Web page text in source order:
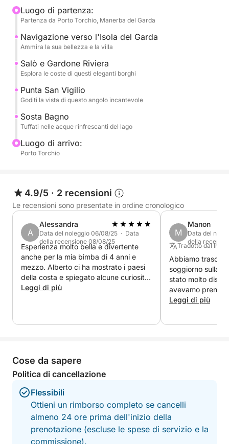
specchiano nell'acqua. Proseguiremo poi verso
l'elegante Salò, con il suo lungolago e la sua
atmosfera raffinata. Ammireremo la storica Gardone
Riviera, famosa per il Vittoriale degli Italiani, e la
splendida Punta San Vigilio, un angolo di paradiso
con la sua villa cinquecentesca e il suo porticciolo
ammirare la bellezza unica di questi luoghi.
Durante il tour, non mancherà una rinfrescante sosta
bagno nelle acque cristalline del lago, un momento
perfetto per tuffarsi e godere della tranquillità del
paesaggio. A bordo, avrai a disposizione
creando l'atmosfera perfetta. Un'esperienza
completa, ideale per chi cerca relax, bellezza e un
assaggio delle meraviglie del Lago di Garda in poco
tempo
Luogo di partenza:
Partenza da Porto Torchio, Manerba del Garda
Navigazione verso l'Isola del Garda
Ammira la sua bellezza e la villa
Salò e Gardone Riviera
Esplora le coste di questi eleganti borghi
Punta San Vigilio
Goditi la vista di questo angolo incantevole
Sosta Bagno
Tuffati nelle acque rinfrescanti del lago
Luogo di arrivo:
Porto Torchio
4.9/5 · 2 recensioni
Le recensioni sono presentate in ordine cronologico
A
Alessandra
Data del noleggio 06/08/25 · Data
della recensione 08/08/25
Esperienza molto bella e divertente
anche per la mia bimba di 4 anni e
mezzo. Alberto ci ha mostrato i paesi
della costa e spiegato alcune curiosità
del posto.
Leggi di più
M
Manon
Data del
della
Tradotto dal
Abbiamo
soggiorno sulla
stato molto
avevamo
Leggi di più
Cose da sapere
Politica di cancellazione
Flessibili
Ottieni un rimborso completo se cancelli
almeno 24 ore prima dell'inizio della
prenotazione (escluse le spese di servizio e la
commissione).